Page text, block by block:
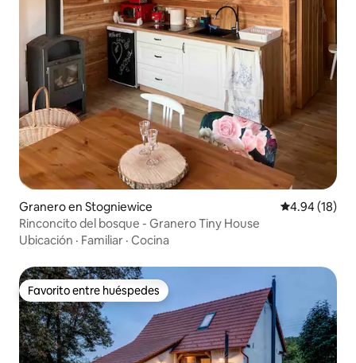
Granero en Stogniewice Calificación
4.94 (18)
Rinconcito del bosque - Granero Tiny House
Ubicación · Familiar · Cocina
Favorito entre huéspedes
Favorito entre huéspedes